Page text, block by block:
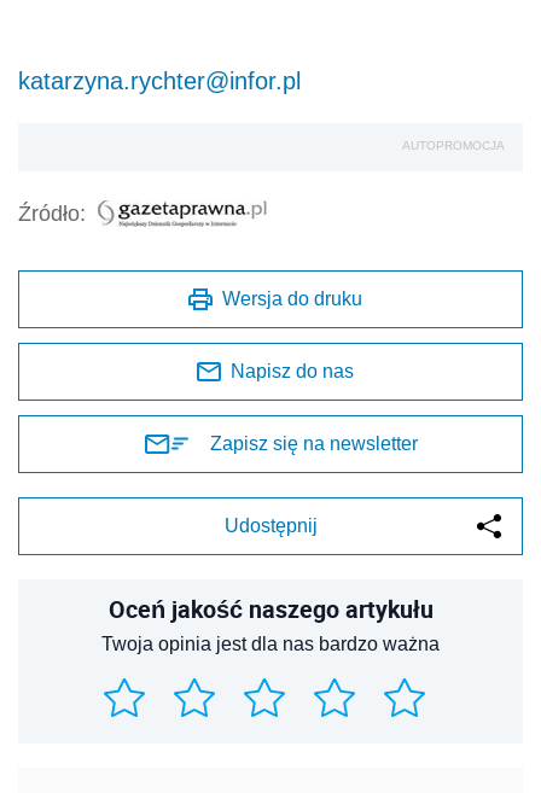
katarzyna.rychter@infor.pl
AUTOPROMOCJA
Źródło:
Wersja do druku
Napisz do nas
Zapisz się na newsletter
Udostępnij
Oceń jakość naszego artykułu
Twoja opinia jest dla nas bardzo ważna